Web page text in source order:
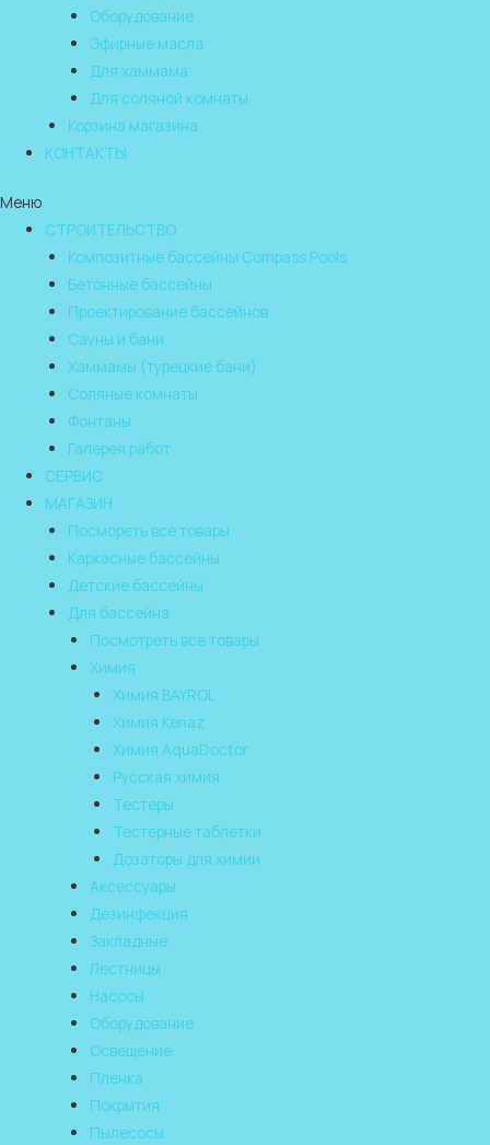
Оборудование
Эфирные масла
Для хаммама
Для соляной комнаты
Корзина магазина
КОНТАКТЫ
Меню
СТРОИТЕЛЬСТВО
Композитные бассейны Compass Pools
Бетонные бассейны
Проектирование бассейнов
Сауны и бани
Хаммамы (турецкие бани)
Соляные комнаты
Фонтаны
Галерея работ
СЕРВИС
МАГАЗИН
Посмореть все товары
Каркасные бассейны
Детские бассейны
Для бассейна
Посмотреть все товары
Химия
Химия BAYROL
Химия Kenaz
Химия AquaDoctor
Русская химия
Тестеры
Тестерные таблетки
Дозаторы для химии
Аксессуары
Дезинфекция
Закладные
Лестницы
Насосы
Оборудование
Освещение
Пленка
Покрытия
Пылесосы